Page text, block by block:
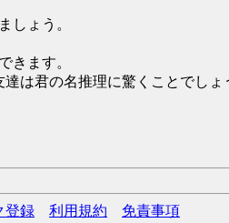
しょう。
きます。
は君の名推理に驚くことでしょ
登録 利用規約
免責事項